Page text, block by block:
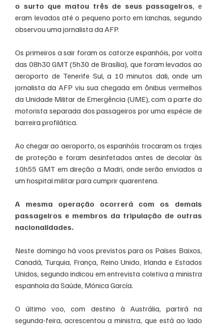
o surto que matou três de seus passageiros, e
eram levados até o pequeno porto em lanchas, segundo
observou uma jornalista da AFP.
Os primeiros a sair foram os catorze espanhóis, por volta
das 08h30 GMT (5h30 de Brasília), que foram levados ao
aeroporto de Tenerife Sul, a 10 minutos dali, onde um
jornalista da AFP viu sua chegada em ônibus vermelhos
da Unidade Militar de Emergência (UME), com a parte do
motorista separada dos passageiros por uma espécie de
barreira profilática.
Ao chegar ao aeroporto, os espanhóis trocaram os trajes
de proteção e foram desinfetados antes de decolar às
10h55 GMT em direção a Madri, onde serão enviados a
um hospital militar para cumprir quarentena.
A mesma operação ocorrerá com os demais
passageiros e membros da tripulação de outras
nacionalidades.
Neste domingo há voos previstos para os Países Baixos,
Canadá, Turquia, França, Reino Unido, Irlanda e Estados
Unidos, segundo indicou em entrevista coletiva a ministra
espanhola da Saúde, Mónica García.
O último voo, com destino à Austrália, partirá na
segunda-feira, acrescentou a ministra, que está ao lado